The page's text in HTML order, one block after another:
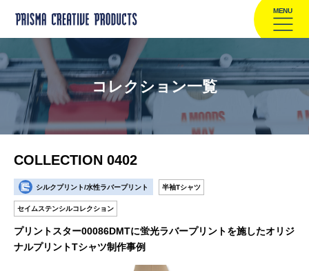
MENU
コレクション一覧
COLLECTION 0402
シルクプリント/水性ラバープリント 半袖Tシャツ
セイムステンシルコレクション
プリントスター00086DMTに蛍光ラバープリントを施したオリジ
ナルプリントTシャツ制作事例